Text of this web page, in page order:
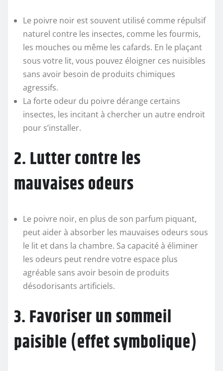
Le poivre noir est souvent utilisé comme répulsif
naturel contre les insectes, comme les fourmis,
les mouches ou même les cafards. En le plaçant
sous votre lit, vous pouvez éloigner ces nuisibles
sans avoir besoin de produits chimiques
agressifs.
La forte odeur du poivre dérange certains
insectes, les incitant à chercher un autre endroit
pour s’installer.
2. Lutter contre les
mauvaises odeurs
Le poivre noir, en plus de son parfum piquant,
peut aider à absorber les mauvaises odeurs sous
le lit et dans la chambre. Sa capacité à éliminer
les odeurs peut rendre votre espace plus
agréable sans avoir besoin de produits
désodorisants artificiels.
3. Favoriser un sommeil
paisible (effet symbolique)